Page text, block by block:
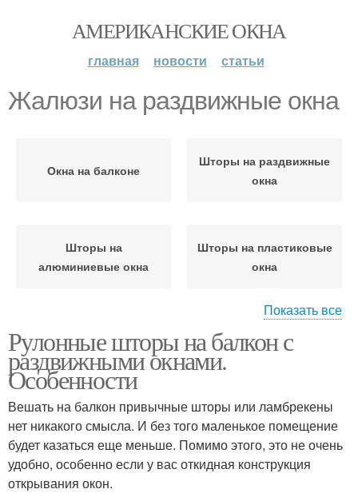
АМЕРИКАНСКИЕ ОКНА
главная новости статьи
Жалюзи на раздвижные окна
Окна на балконе
Шторы на раздвижные
окна
Шторы на
алюминиевые окна
Шторы на пластиковые
окна
окно
Шторы для балконных
окон
Алюминиевые окна Жалюзи в интерьере
Показать все
Рулонные шторы на балкон с
раздвижными окнами.
Особенности
Вешать на балкон привычные шторы или ламбрекены
нет никакого смысла. И без того маленькое помещение
будет казаться еще меньше. Помимо этого, это не очень
удобно, особенно если у вас откидная конструкция
открывания окон.